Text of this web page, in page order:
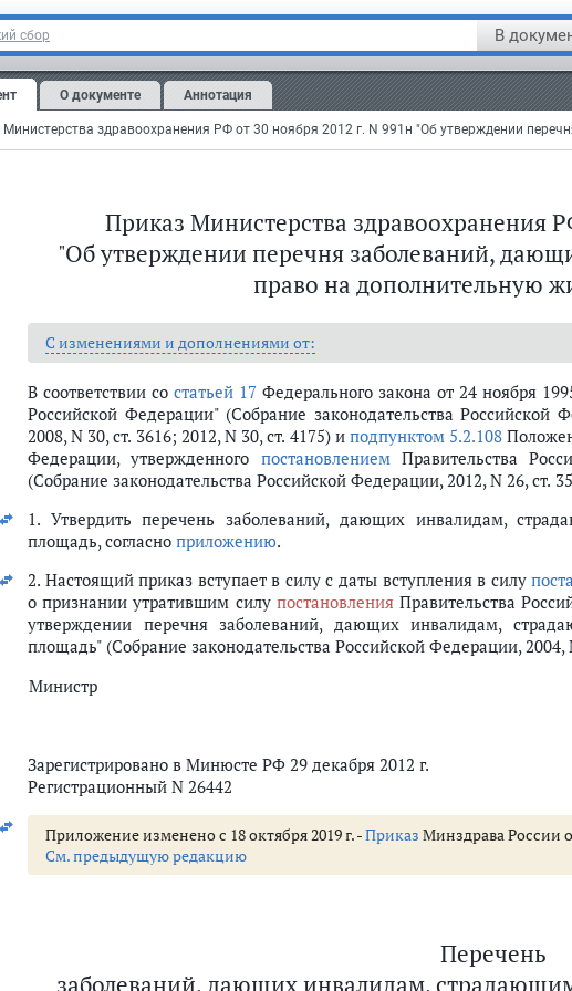
сбор В
ими, право на дополнительную жилую площадь
О документе Аннотация
Приказ Министерства здравоохранения
"Об утверждении перечня заболеваний,
право на дополнительную
С изменениями и дополнениями от:
В соответствии со статьей 17 Федерального закона от 24 ноября
Российской Федерации" (Собрание законодательства Российской
2008, N 30, ст. 3616; 2012, N 30, ст. 4175) и подпунктом 5.2.108
Федерации, утвержденного постановлениемПравительства
(Собрание законодательства Российской Федерации, 2012, N 26, ст.
1. Утвердить перечень заболеваний, дающих инвалидам,
площадь, согласно приложению.
2. Настоящий приказ вступает в силу с даты вступления в силу
о признании утратившим силу постановленияПравительства
утверждении перечня заболеваний, дающих инвалидам,
площадь" (Собрание законодательства Российской Федерации, 2004,
Министр
Зарегистрировано в Минюсте РФ 29 декабря 2012 г.
Регистрационный N 26442
Приложение изменено с 18 октября 2019 г. -Приказ Минздрава России
См. предыдущую редакцию
Перечень
заболеваний, дающих инвалидам,